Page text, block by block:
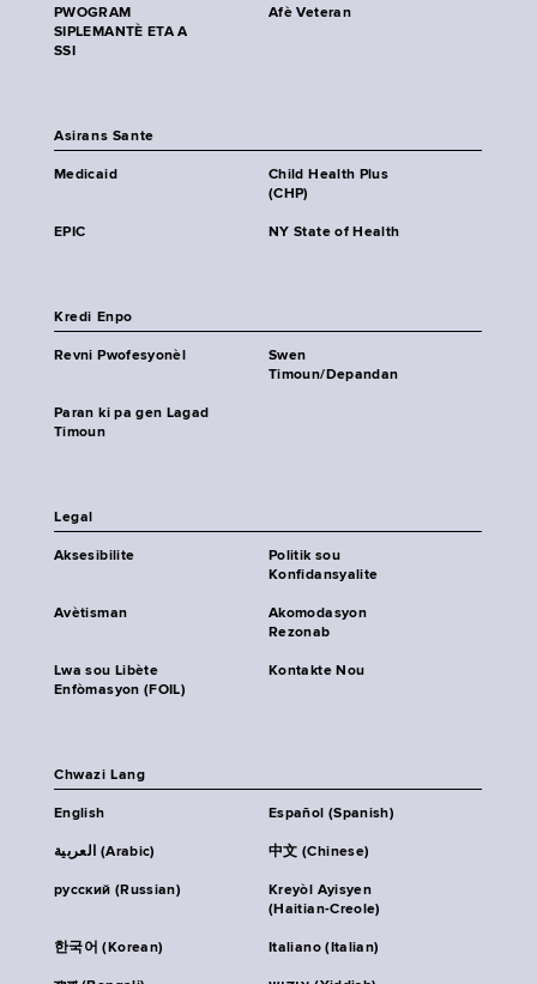
PWOGRAM
SIPLEMANTÈ ETA A
SSI
Afè Veteran
Asirans Sante
Medicaid
Child Health Plus
(CHP)
EPIC NY State of Health
Kredi Enpo
Revni Pwofesyonèl
Swen
Timoun/Depandan
Paran ki pa gen Lagad
Timoun
Legal
Aksesibilite
Politik sou
Konfidansyalite
Avètisman
Akomodasyon
Rezonab
Lwa sou Libète
Enfòmasyon (FOIL)
Kontakte Nou
Chwazi Lang
English Español (Spanish)
العربية (Arabic) 中文 (Chinese)
русский (Russian)
Kreyòl Ayisyen
(Haitian-Creole)
한국어 (Korean) Italiano (Italian)